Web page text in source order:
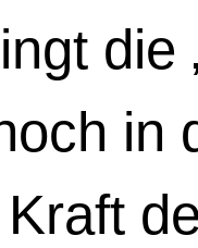
die
in